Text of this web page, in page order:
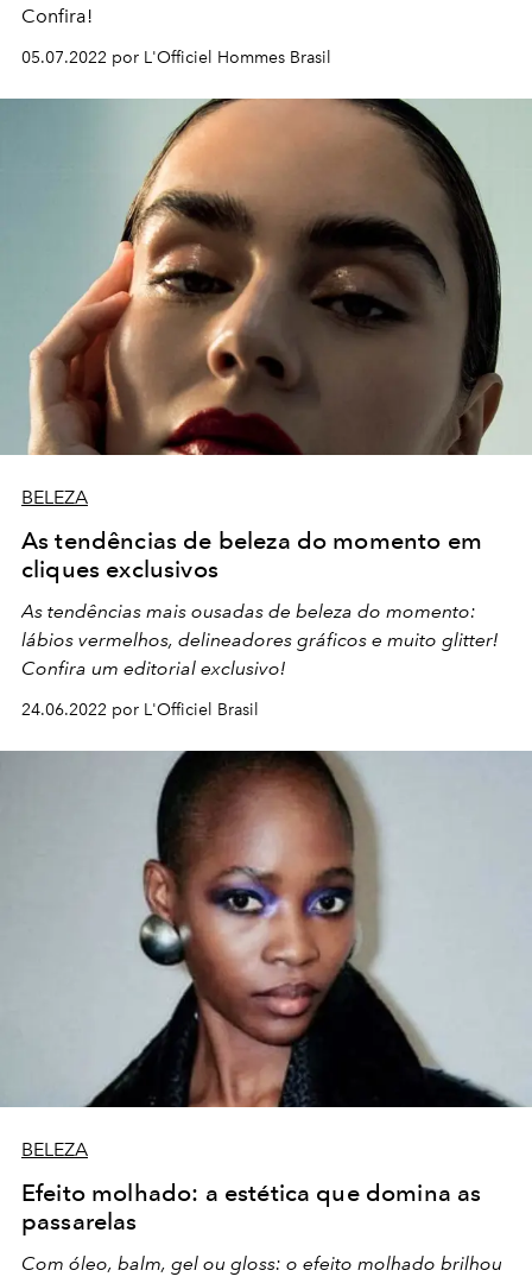
Confira!
05.07.2022 por L'Officiel Hommes Brasil
BELEZA
As tendências de beleza do momento em
cliques exclusivos
As tendências mais ousadas de beleza do momento:
lábios vermelhos, delineadores gráficos e muito glitter!
Confira um editorial exclusivo!
24.06.2022 por L'Officiel Brasil
BELEZA
Efeito molhado: a estética que domina as
passarelas
Com óleo, balm, gel ou gloss: o efeito molhado brilhou